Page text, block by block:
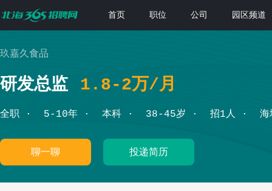
首页 职位 公司 园区频道
玖嘉久食品
研发总监 1.8-2万/月
全职 5-10年 本科 38-45岁 招1人 海
聊一聊 投递简历